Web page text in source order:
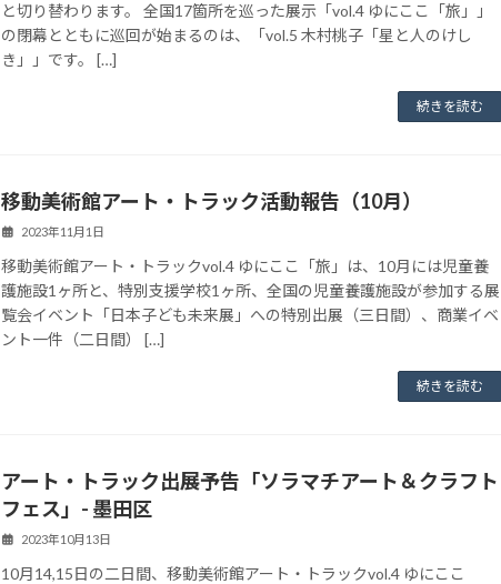
と切り替わります。 全国17箇所を巡った展示「vol.4 ゆにここ「旅」」
の閉幕とともに巡回が始まるのは、「vol.5 木村桃子「星と人のけし
き」」です。 […]
続きを読む
移動美術館アート・トラック活動報告（10月）
2023年11月1日
移動美術館アート・トラックvol.4 ゆにここ「旅」は、10月には児童養
護施設1ヶ所と、特別支援学校1ヶ所、全国の児童養護施設が参加する展
覧会イベント「日本子ども未来展」への特別出展（三日間）、商業イベ
ント一件（二日間） […]
続きを読む
アート・トラック出展予告「ソラマチアート＆クラフト
フェス」- 墨田区
2023年10月13日
10月14,15日の二日間、移動美術館アート・トラックvol.4 ゆにここ